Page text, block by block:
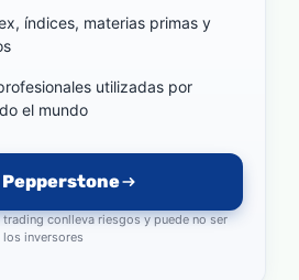
índices, materias primas y
utilizadas por
el mundo
Pepperstone
trading conlleva riesgos y puede no ser
inversores